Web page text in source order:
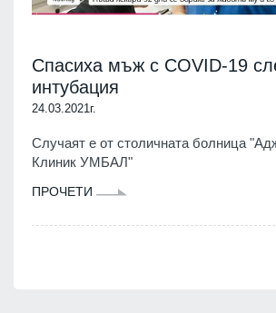
Спасиха мъж с COVID-19
интубация
24.03.2021г.
Случаят е от столичната болница
Клиник УМБАЛ"
ПРОЧЕТИ